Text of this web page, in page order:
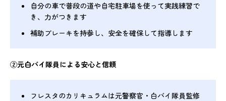
自分の車で普段の道や自宅駐車場を使って実践練習で
き、力がつきます
補助ブレーキを持参し、安全を確保して指導します
②元白バイ隊員による安心と信頼
フレスタのカリキュラムは元警察官・白バイ隊員監修